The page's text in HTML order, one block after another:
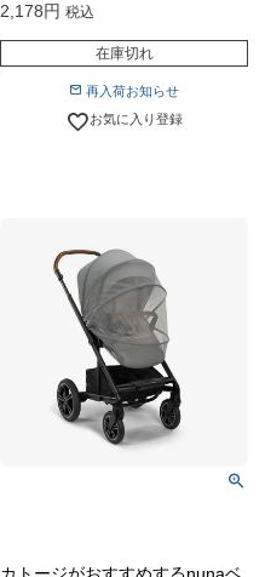
2,178 税込
在庫切れ
再入荷お知らせ
お気に入り登録